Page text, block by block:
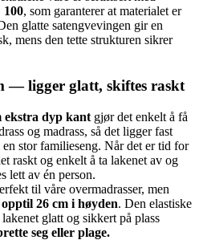
, som garanterer at materialet er
glatte satengvevingen gir en
mens den tette strukturen sikrer
— ligger glatt, skiftes raskt
ekstra dyp kant gjør det enkelt å få
og madrass, så det ligger fast
stor familieseng. Når det er tid for
raskt og enkelt å ta lakenet av og
lett av én person.
til våre overmadrasser, men
26 cm i høyden. Den elastiske
glatt og sikkert på plass
seg eller plage.